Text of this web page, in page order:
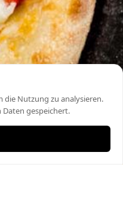
die Nutzung zu analysieren.
Daten gespeichert.